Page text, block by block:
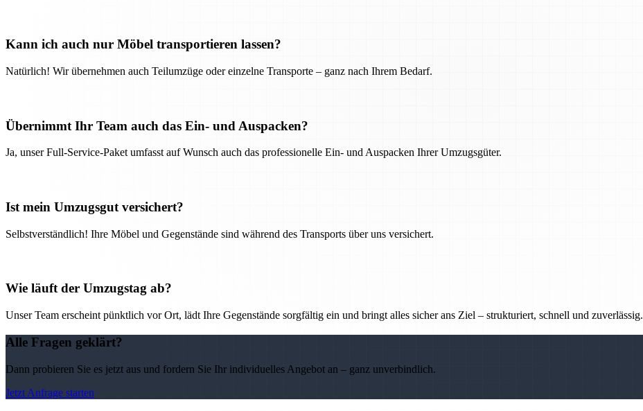
Kann ich auch nur Möbel transportieren lassen?
Natürlich! Wir übernehmen auch Teilumzüge oder einzelne Transporte – ganz nach Ihrem Bedarf.
Übernimmt Ihr Team auch das Ein- und Auspacken?
Ja, unser Full-Service-Paket umfasst auf Wunsch auch das professionelle Ein- und Auspacken Ihrer Umzugsgüter.
Ist mein Umzugsgut versichert?
Selbstverständlich! Ihre Möbel und Gegenstände sind während des Transports über uns versichert.
Wie läuft der Umzugstag ab?
Unser Team erscheint pünktlich vor Ort, lädt Ihre Gegenstände sorgfältig ein und bringt alles sicher ans Ziel – strukturiert, schnell und zuverlässig.
Alle Fragen geklärt?
Dann probieren Sie es jetzt aus und fordern Sie Ihr individuelles Angebot an – ganz unverbindlich.
Jetzt Anfrage starten